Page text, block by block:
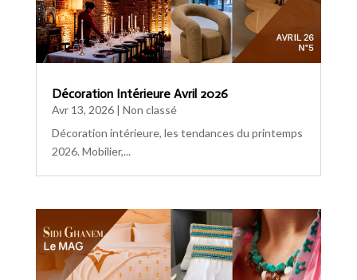
Décoration Intérieure Avril 2026
Avr 13, 2026| Non classé
Décoration intérieure, les tendances du printemps
2026. Mobilier,...